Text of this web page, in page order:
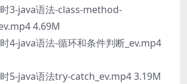
3-java语法-class-method-
4.69M
4-java语法-循环和条件判断_ev.mp4
5-java语法try-catch_ev.mp4 3.19M